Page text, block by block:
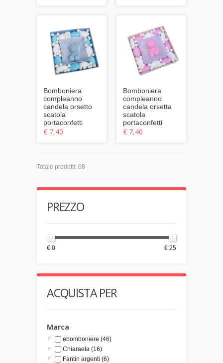
Bomboniera
compleanno
candela orsetto
scatola
portaconfetti
€ 7,40
Bomboniera
compleanno
candela orsetta
scatola
portaconfetti
€ 7,40
Totale prodotti: 68
PREZZO
€ 0 € 25
ACQUISTA PER
Marca
ebomboniere (46)
Chiaraela (16)
Fantin argenti (6)